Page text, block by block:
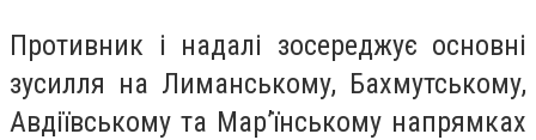
Противник і надалі зосереджує основні
зусилля на Лиманському, Бахмутському,
Авдіївському та Мар’їнському напрямках